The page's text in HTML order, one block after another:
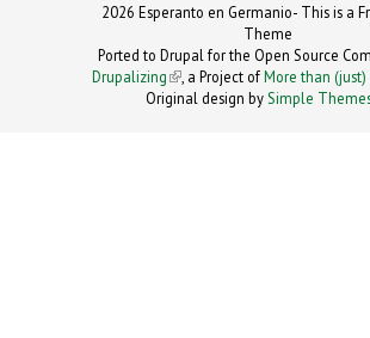
2026 Esperanto en Germanio- This is a
Theme
Ported to Drupal for the Open Source
Drupalizing(link is external)
, a Project ofMore than
Original design by Simple